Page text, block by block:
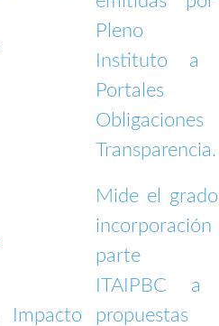
Pleno
Instituto a
Portales
Transparencia.
Impacto
Mide el
incorporación
parte
ITAIPBC a
propuestas